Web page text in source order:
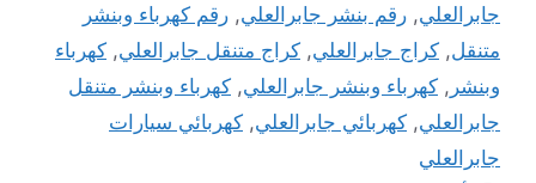
جابرالعلي, رقم بنشر جابرالعلي, رقم كهرباء وبنشر
متنقل, كراج جابرالعلي, كراج متنقل جابرالعلي, كهرباء
وبنشر , كهرباء وبنشر جابرالعلي, كهرباء وبنشر متنقل
جابرالعلي, كهربائي جابرالعلي, كهربائي سيارات
جابرالعلي